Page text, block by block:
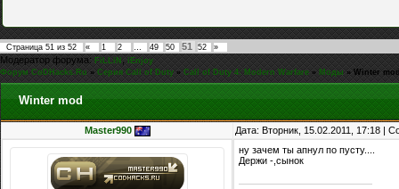
Страница 51 из 52 « 1 2 … 49 50 51 52 »
Модератор форума: FiLLiN,iEnjoy
Форум CoDHacks.Ru » Серия Call of Duty » Call of Duty 4: Modern Warfare » Моды » Winter
Winter mod
Master990 Дата: Вторник, 15.02.2011, 17:18 |
ну зачем ты апнул по пусту....
Держи -,сынок